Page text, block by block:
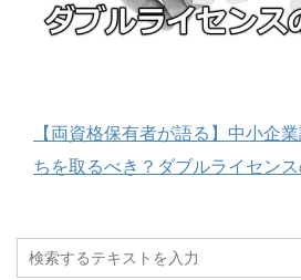
【両資格保有者が語る】中小企
ちを取るべき？ダブルライセン